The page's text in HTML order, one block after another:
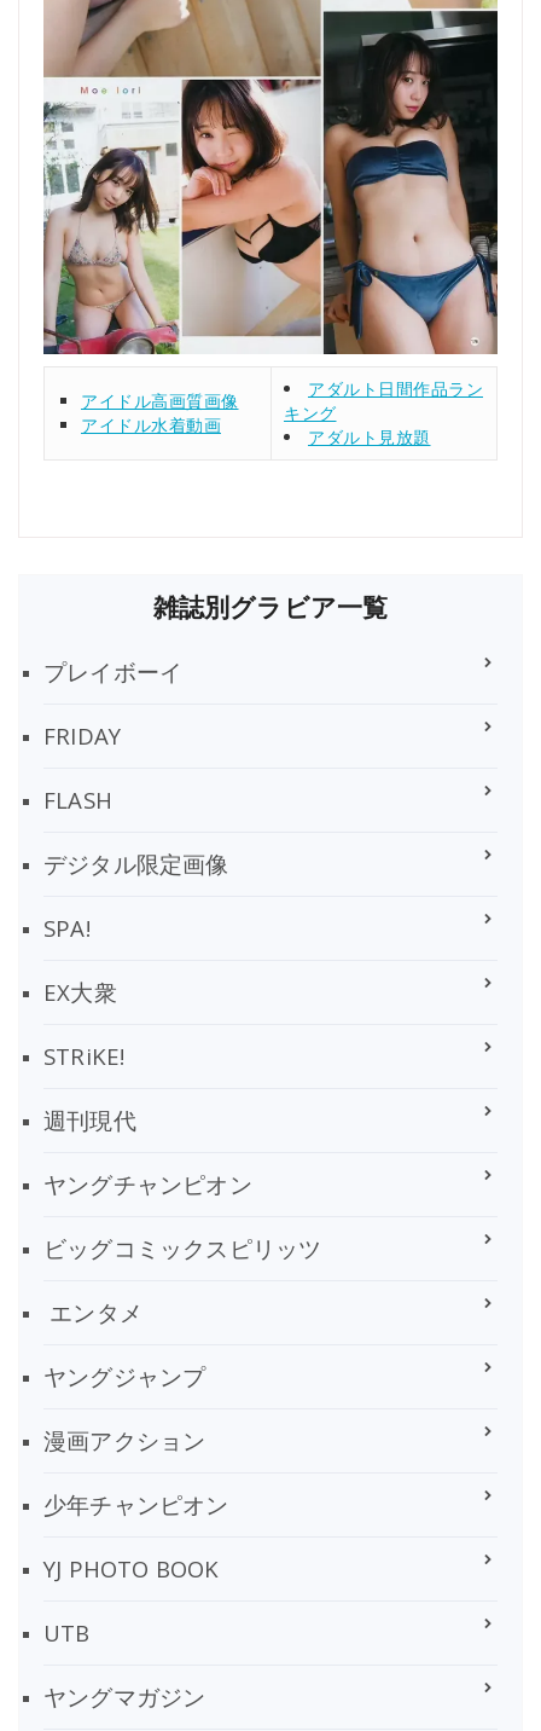
アイドル高画質画像
アイドル水着動画
アダルト日間作品ラン
キング
アダルト見放題
雑誌別グラビア一覧
プレイボーイ
FRIDAY
FLASH
デジタル限定画像
SPA!
EX大衆
STRiKE!
週刊現代
ヤングチャンピオン
ビッグコミックスピリッツ
エンタメ
ヤングジャンプ
漫画アクション
少年チャンピオン
YJ PHOTO BOOK
UTB
ヤングマガジン